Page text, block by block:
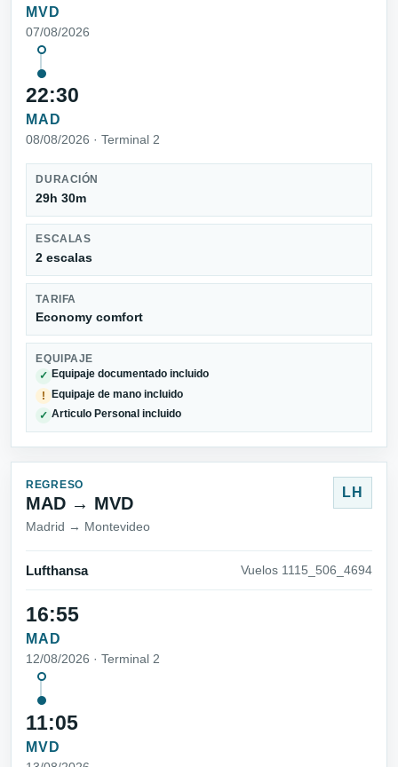
MVD
07/08/2026
22:30
MAD
08/08/2026 · Terminal 2
DURACIÓN
29h 30m
ESCALAS
2 escalas
TARIFA
Economy comfort
EQUIPAJE
✓ Equipaje documentado incluido
! Equipaje de mano incluido
✓ Articulo Personal incluido
REGRESO
MAD → MVD
Madrid → Montevideo
LH
Lufthansa Vuelos 1115_506_4694
16:55
MAD
12/08/2026 · Terminal 2
11:05
MVD